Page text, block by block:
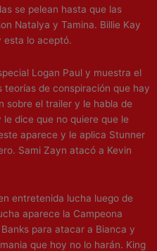
se pelean hasta que las
Natalya y Tamina. Billie Kay
esta lo aceptó.
Logan Paul y muestra el
de conspiración que hay
sobre el trailer y le habla de
dice que no quiere que le
aparece y le aplica Stunner
Sami Zayn atacó a Kevin
entretenida lucha luego de
aparece la Campeona
para atacar a Bianca y
que hoy no lo harán. King